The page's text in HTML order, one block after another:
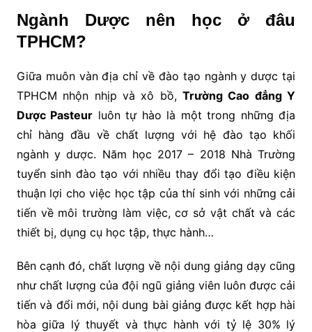
Ngành Dược nên học ở đâu
TPHCM?
Giữa muôn vàn địa chỉ về đào tạo ngành y dược tại
TPHCM nhộn nhịp và xô bồ,Trường Cao đẳng Y
Dược Pasteur luôn tự hào là một trong những địa
chỉ hàng đầu về chất lượng với hệ đào tạo khối
ngành y dược. Năm học 2017 – 2018 Nhà Trường
tuyển sinh đào tạo với nhiều thay đổi tạo điều kiện
thuận lợi cho việc học tập của thí sinh với những cải
tiến về môi trường làm việc, cơ sở vật chất và các
thiết bị, dụng cụ học tập, thực hành…
Bên cạnh đó, chất lượng về nội dung giảng dạy cũng
như chất lượng của đội ngũ giảng viên luôn được cải
tiến và đổi mới, nội dung bài giảng được kết hợp hài
hòa giữa lý thuyết và thực hành với tỷ lệ 30% lý